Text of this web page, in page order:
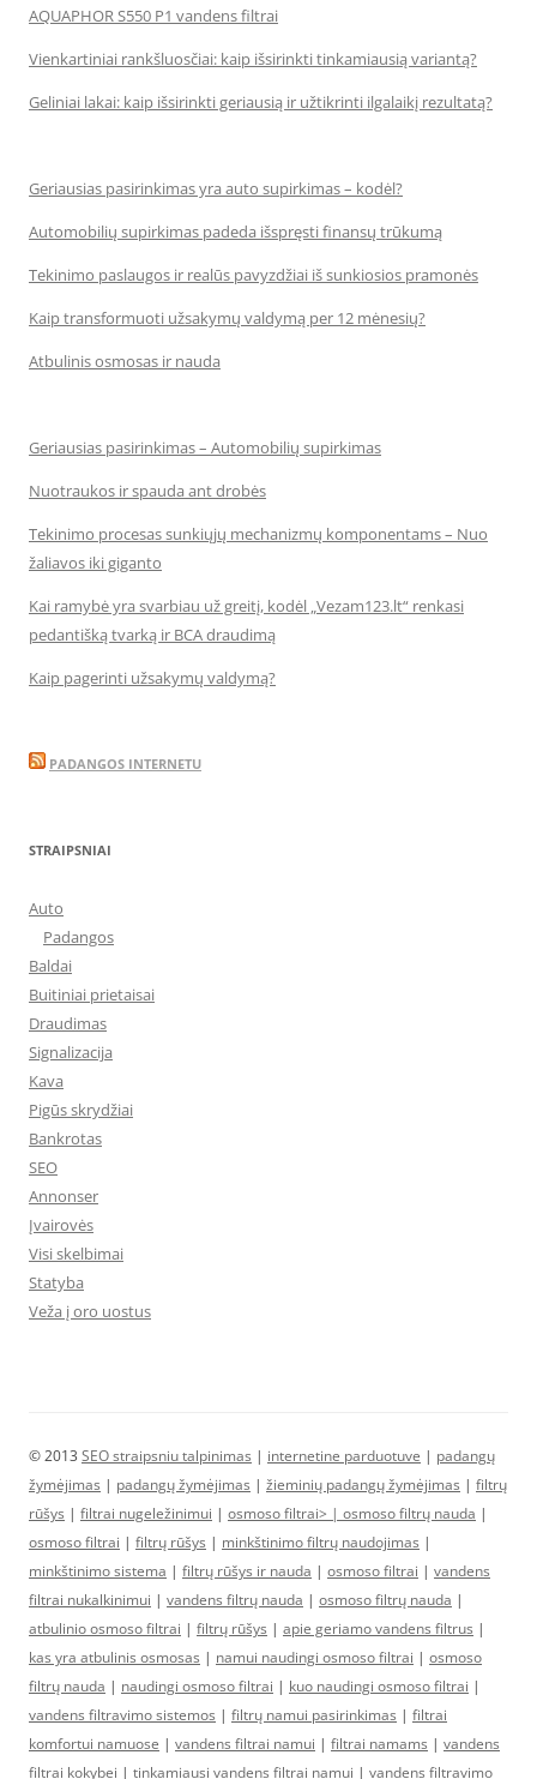
AQUAPHOR S550 P1 vandens filtrai
Vienkartiniai rankšluosčiai: kaip išsirinkti tinkamiausią variantą?
Geliniai lakai: kaip išsirinkti geriausią ir užtikrinti ilgalaikį rezultatą?
Geriausias pasirinkimas yra auto supirkimas – kodėl?
Automobilių supirkimas padeda išspręsti finansų trūkumą
Tekinimo paslaugos ir realūs pavyzdžiai iš sunkiosios pramonės
Kaip transformuoti užsakymų valdymą per 12 mėnesių?
Atbulinis osmosas ir nauda
Geriausias pasirinkimas – Automobilių supirkimas
Nuotraukos ir spauda ant drobės
Tekinimo procesas sunkiųjų mechanizmų komponentams – Nuo
žaliavos iki giganto
Kai ramybė yra svarbiau už greitį, kodėl „Vezam123.lt“ renkasi
pedantišką tvarką ir BCA draudimą
Kaip pagerinti užsakymų valdymą?
PADANGOS INTERNETU
STRAIPSNIAI
Auto
Padangos
Baldai
Buitiniai prietaisai
Draudimas
Signalizacija
Kava
Pigūs skrydžiai
Bankrotas
SEO
Annonser
Įvairovės
Visi skelbimai
Statyba
Veža į oro uostus
© 2013 SEO straipsniu talpinimas | internetine parduotuve | padangų
žymėjimas | padangų žymėjimas | žieminių padangų žymėjimas | filtrų
rūšys | filtrai nugeležinimui | osmoso filtrai> | osmoso filtrų nauda |
osmoso filtrai | filtrų rūšys | minkštinimo filtrų naudojimas |
minkštinimo sistema | filtrų rūšys ir nauda | osmoso filtrai | vandens
filtrai nukalkinimui | vandens filtrų nauda | osmoso filtrų nauda |
atbulinio osmoso filtrai | filtrų rūšys | apie geriamo vandens filtrus |
kas yra atbulinis osmosas | namui naudingi osmoso filtrai | osmoso
filtrų nauda | naudingi osmoso filtrai | kuo naudingi osmoso filtrai |
vandens filtravimo sistemos | filtrų namui pasirinkimas | filtrai
komfortui namuose | vandens filtrai namui | filtrai namams | vandens
filtrai kokybei | tinkamiausi vandens filtrai namui | vandens filtravimo